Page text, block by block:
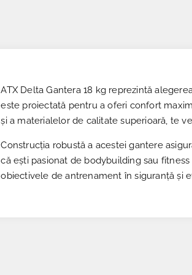
ATX Delta Gantera 18 kg reprezintă
este proiectată pentru a oferi confort
și a materialelor de calitate superioară, te
Construcția robustă a acestei gantere
că ești pasionat de bodybuilding sau
obiectivele de antrenament în siguranță și